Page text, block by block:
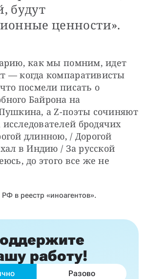
будут
ценности».
как мы помним, идет
— когда компаративисты
посмели писать о
Байрона на
а Z-поэты сочиняют
бродячих
длинною, / Дорогой
в Индию / За русской
до этого все же не
в реестр «иноагентов».
работу!
Разово